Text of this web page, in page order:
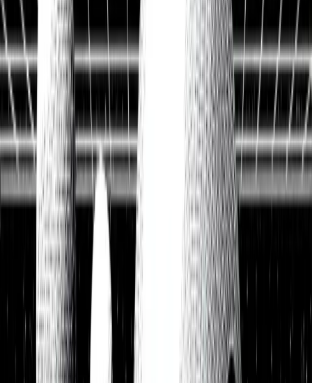
API-Latenz
Kostenlos Aktien analysieren
Data API entdecken
Watchlist
Portfolios
1:1 Begleitung
Über uns
Einloggen
Kostenlos testen